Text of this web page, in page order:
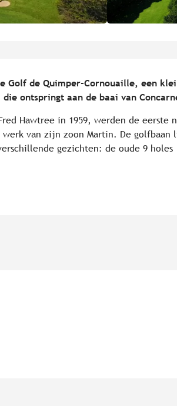
Golf de Quimper-Cornouaille, een
ontspringt aan de baai van
Hawtree in 1959, werden de eerste
werk van zijn zoon Martin. De golfbaan
gezichten: de oude 9 holes